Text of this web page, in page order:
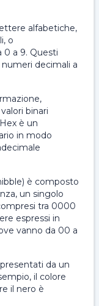
alfabetiche,
o
0 a 9. Questi
decimali a
binari
è un
in modo
è composto
un singolo
tra 0000
espressi in
vanno da 00 a
da un
il colore
il nero è